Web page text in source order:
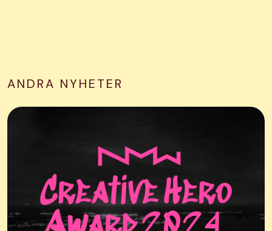
ANDRA NYHETER